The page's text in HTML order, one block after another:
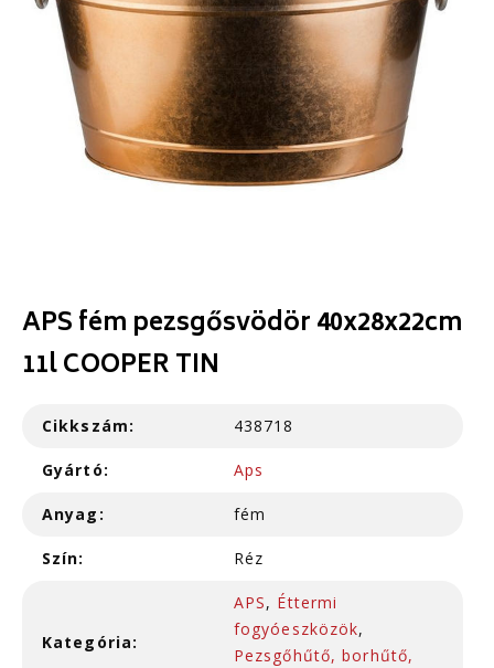
APS fém pezsgősvödör 40x28x22cm
11l COOPER TIN
Cikkszám: 438718
Gyártó: Aps
Anyag: fém
Szín: Réz
Kategória:
APS, Éttermi
fogyóeszközök,
Pezsgőhűtő, borhűtő,